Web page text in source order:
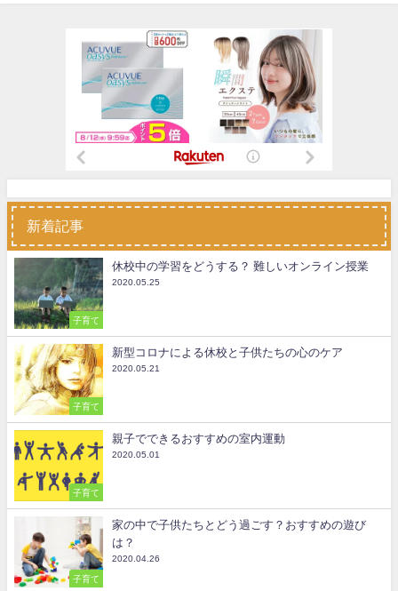
新着記事
子育て
休校中の学習をどうする？ 難しいオンライン授業
2020.05.25
子育て
新型コロナによる休校と子供たちの心のケア
2020.05.21
子育て
親子でできるおすすめの室内運動
2020.05.01
子育て
家の中で子供たちとどう過ごす？おすすめの遊び
は？
2020.04.26